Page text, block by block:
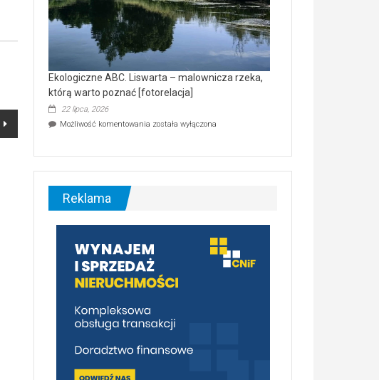
Ekologiczne ABC. Liswarta – malownicza rzeka,
którą warto poznać [fotorelacja]
22 lipca, 2026
Możliwość komentowania Ekologiczne
–
malownicza
[fotorelacja]
została wyłączona
Reklama